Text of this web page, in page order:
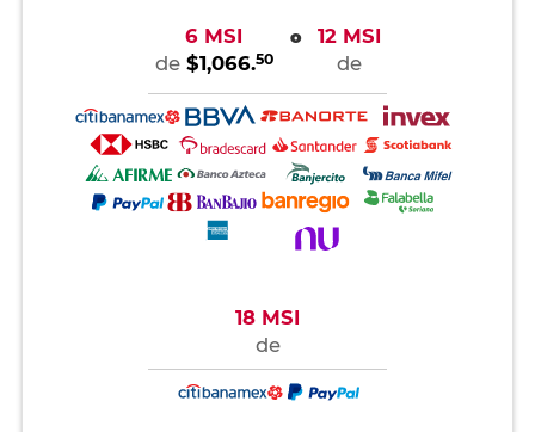
6 MSI
de $1,066.50
o
12 MSI
de
18 MSI
de